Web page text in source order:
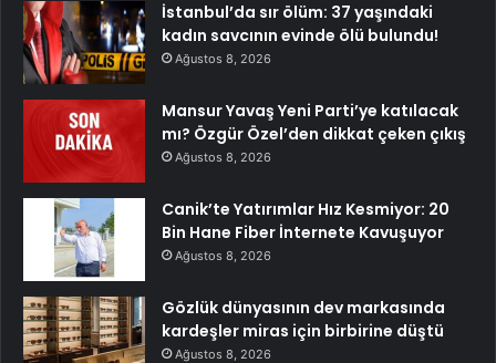
İstanbul’da sır ölüm: 37 yaşındaki
kadın savcının evinde ölü bulundu!
Ağustos 8, 2026
Mansur Yavaş Yeni Parti’ye katılacak
mı? Özgür Özel’den dikkat çeken çıkış
Ağustos 8, 2026
Canik’te Yatırımlar Hız Kesmiyor: 20
Bin Hane Fiber İnternete Kavuşuyor
Ağustos 8, 2026
Gözlük dünyasının dev markasında
kardeşler miras için birbirine düştü
Ağustos 8, 2026